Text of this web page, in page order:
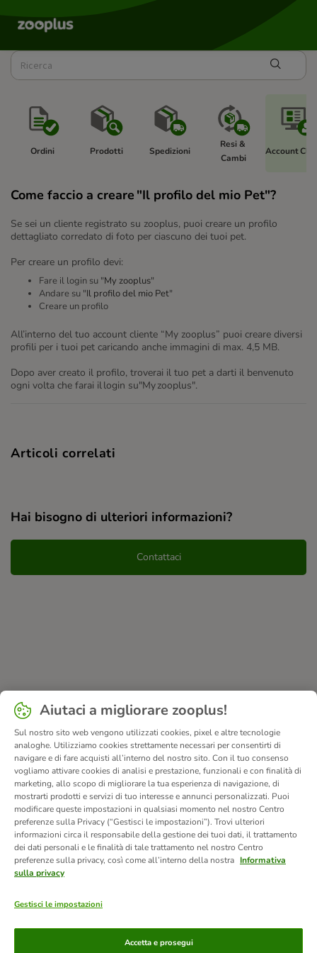
Ordini Prodotti Spedizioni
Resi &
Cambi
Account
Come faccio a creare "Il profilo del mio Pet"?
Se sei un cliente registrato su zooplus, puoi creare un profilo
dettagliato corredato di foto per ciascuno dei tuoi pet.
Per creare un profilo devi:
Fare il login su "My zooplus"
Andare su "Il profilo del mio Pet"
Creare un profilo
All’interno del tuo account cliente “My zooplus” puoi creare diversi
profili per i tuoi pet caricando anche immagini di max. 4,5 MB.
Dopo aver creato il profilo, troverai il tuo pet a darti il benvenuto
ogni volta che farai il login su"My zooplus".
Articoli correlati
Hai bisogno di ulteriori informazioni?
Contattaci
Modalità di pagamento
Aiutaci a migliorare zooplus!
Sul nostro sito web vengono utilizzati cookies, pixel e altre tecnologie
analoghe. Utilizziamo cookies strettamente necessari per consentirti di
navigare e di fare acquisti all’interno del nostro sito. Con il tuo consenso
vogliamo attivare cookies di analisi e prestazione, funzionali e con finalità di
marketing, allo scopo di migliorare la tua esperienza di navigazione, di
mostrarti prodotti e servizi di tuo interesse e annunci personalizzati. Puoi
modificare queste impostazioni in qualsiasi momento nel nostro Centro
preferenze sulla Privacy (“Gestisci le impostazioni”). Trovi ulteriori
informazioni circa il responsabile della gestione dei tuoi dati, il trattamento
dei dati personali e le finalità di tale trattamento nel nostro Centro
preferenze sulla privacy, così come all’interno della nostra Informativa
sulla privacy
Gestisci le impostazioni
Accetta e prosegui